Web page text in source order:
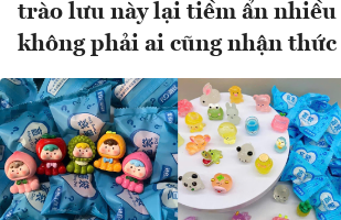
trào lưu này lại tiềm ẩn
không phải ai cũng nhận thức